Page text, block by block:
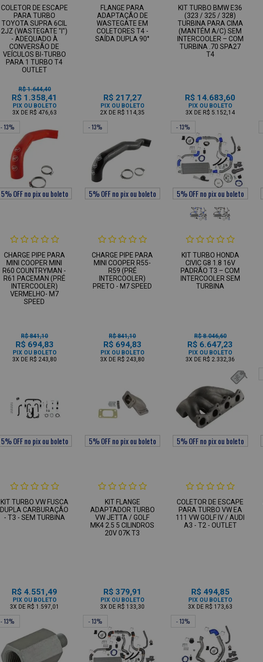
COLETOR DE ESCAPE
PARA TURBO
TOYOTA SUPRA 6CIL
2JZ (WASTEGATE "I")
- ADEQUADO À
CONVERSÃO DE
VEÍCULOS BI-TURBO
PARA 1 TURBO T4
OUTLET
R$ 1.644,40
R$ 1.358,41
PIX OU BOLETO
3X DE R$ 476,63
FLANGE PARA
ADAPTAÇÃO DE
WASTEGATE EM
COLETORES T4 -
SAÍDA DUPLA 90°
R$ 217,27
PIX OU BOLETO
2X DE R$ 114,35
KIT TURBO BMW E36
(323 / 325 / 328)
TURBINA PARA CIMA
(MANTÉM A/C) SEM
INTERCOOLER – COM
TURBINA .70 SPA27
T4
R$ 14.683,60
PIX OU BOLETO
3X DE R$ 5.152,14
- 13%
CHARGE PIPE PARA
MINI COOPER MINI
R60 COUNTRYMAN -
R61 PACEMAN (PRÉ
INTERCOOLER)
VERMELHO- M7
SPEED
R$ 841,10
R$ 694,83
PIX OU BOLETO
3X DE R$ 243,80
- 13%
CHARGE PIPE PARA
MINI COOPER R55-
R59 (PRÉ
INTERCOOLER)
PRETO - M7 SPEED
R$ 841,10
R$ 694,83
PIX OU BOLETO
3X DE R$ 243,80
- 13%
KIT TURBO HONDA
CIVIC G8 1.8 16V
PADRÃO T3 – COM
INTERCOOLER SEM
TURBINA
R$ 8.046,60
R$ 6.647,23
PIX OU BOLETO
3X DE R$ 2.332,36
KIT TURBO VW FUSCA
DUPLA CARBURAÇÃO
- T3 - SEM TURBINA
R$ 4.551,49
PIX OU BOLETO
3X DE R$ 1.597,01
KIT FLANGE
ADAPTADOR TURBO
VW JETTA / GOLF
MK4 2.5 5 CILINDROS
20V 07K T3
R$ 379,91
PIX OU BOLETO
3X DE R$ 133,30
COLETOR DE ESCAPE
PARA TURBO VW EA
111 VW GOLF IV / AUDI
A3 - T2 - OUTLET
R$ 494,85
PIX OU BOLETO
3X DE R$ 173,63
- 13% - 13% - 13%